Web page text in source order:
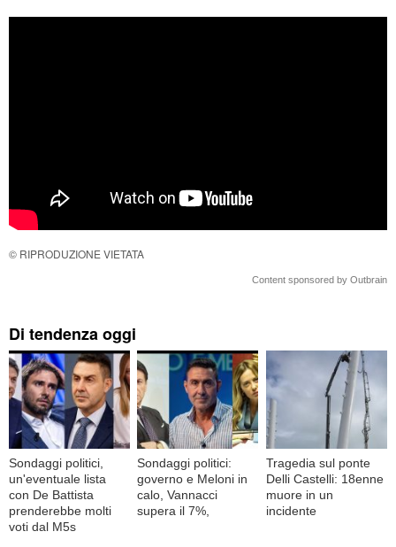
© RIPRODUZIONE VIETATA
Content sponsored by Outbrain
Di tendenza oggi
Sondaggi politici,
un'eventuale lista
con De Battista
prenderebbe molti
voti dal M5s
Sondaggi politici:
governo e Meloni in
calo, Vannacci
supera il 7%,
Tragedia sul ponte
Delli Castelli: 18enne
muore in un
incidente